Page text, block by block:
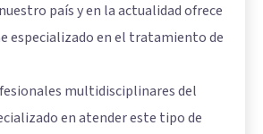
país y en la actualidad ofrece
especializado en el tratamiento de
multidisciplinares del
en atender este tipo de